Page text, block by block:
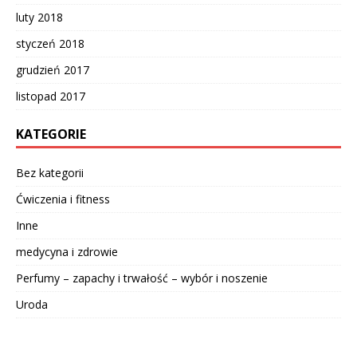
luty 2018
styczeń 2018
grudzień 2017
listopad 2017
KATEGORIE
Bez kategorii
Ćwiczenia i fitness
Inne
medycyna i zdrowie
Perfumy – zapachy i trwałość – wybór i noszenie
Uroda